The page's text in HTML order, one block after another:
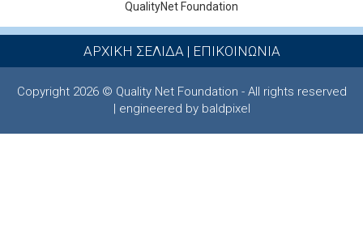
QualityNet Foundation
ΑΡΧΙΚΗ ΣΕΛΙΔΑ| ΕΠΙΚΟΙΝΩΝΙΑ
Copyright 2026 © Quality Net Foundation - All rights reserved
| engineered by baldpixel